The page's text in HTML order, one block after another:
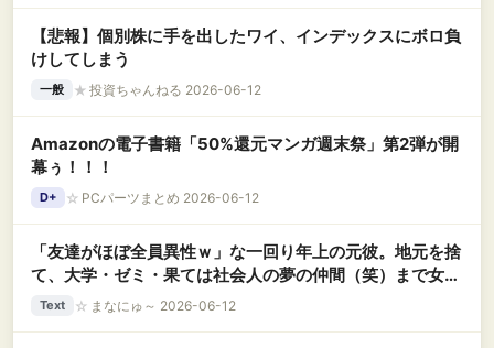
【悲報】個別株に手を出したワイ、インデックスにボロ負
けしてしまう
一般 ★ 投資ちゃんねる 2026-06-12
Amazonの電子書籍「50%還元マンガ週末祭」第2弾が開
幕ぅ！！！
D+ ☆ PCパーツまとめ 2026-06-12
「友達がほぼ全員異性ｗ」な一回り年上の元彼。地元を捨
て、大学・ゼミ・果ては社会人の夢の仲間（笑）まで女だ
らけな環境に、私の『生理的嫌悪感』が限界突破
Text ☆ まなにゅ～ 2026-06-12